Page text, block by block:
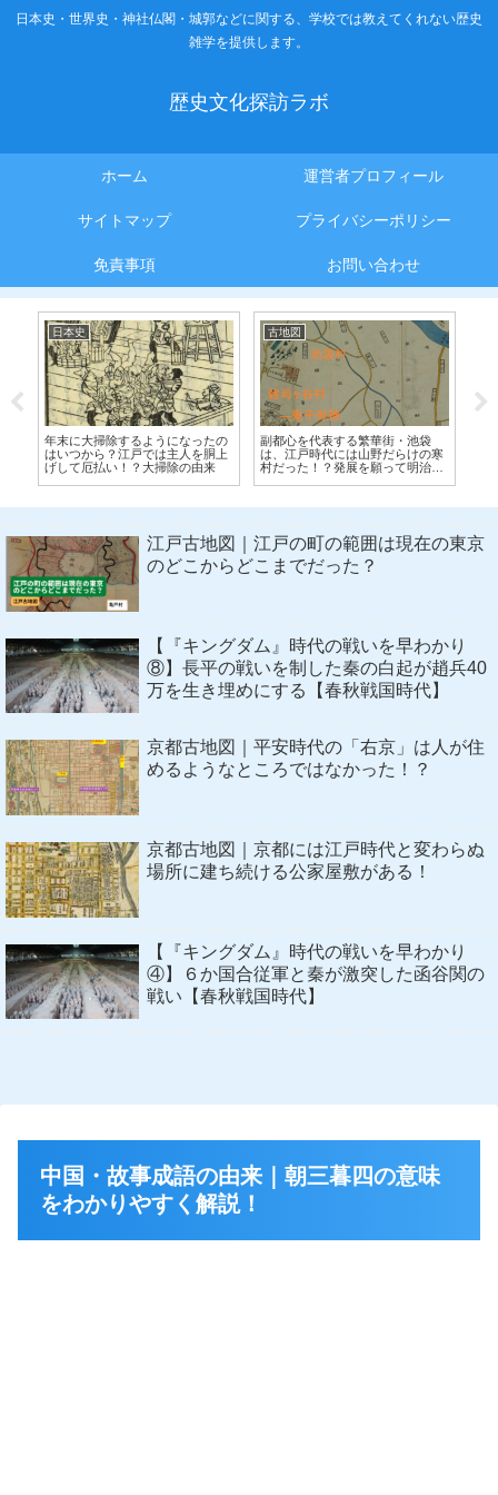
日本史・世界史・神社仏閣・城郭などに関する、学校では教えてくれない歴史
雑学を提供します。
歴史文化探訪ラボ
ホーム 運営者プロフィール
サイトマップ プライバシーポリシー
免責事項 お問い合わせ
日本史
年末に大掃除するようになったの
はいつから？江戸では主人を胴上
げして厄払い！？大掃除の由来
古地図
副都心を代表する繁華街・池袋
は、江戸時代には山野だらけの寒
村だった！？発展を願って明治時
江戸古地図｜江戸の町の範囲は現在の東京
のどこからどこまでだった？
【『キングダム』時代の戦いを早わかり
⑧】長平の戦いを制した秦の白起が趙兵40
万を生き埋めにする【春秋戦国時代】
京都古地図｜平安時代の「右京」は人が住
めるようなところではなかった！？
京都古地図｜京都には江戸時代と変わらぬ
場所に建ち続ける公家屋敷がある！
【『キングダム』時代の戦いを早わかり
④】６か国合従軍と秦が激突した函谷関の
戦い【春秋戦国時代】
中国・故事成語の由来｜朝三暮四の意味
をわかりやすく解説！